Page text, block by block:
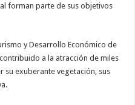
forman parte de sus objetivos
y Desarrollo Económico de
a la atracción de miles
su exuberante vegetación, sus